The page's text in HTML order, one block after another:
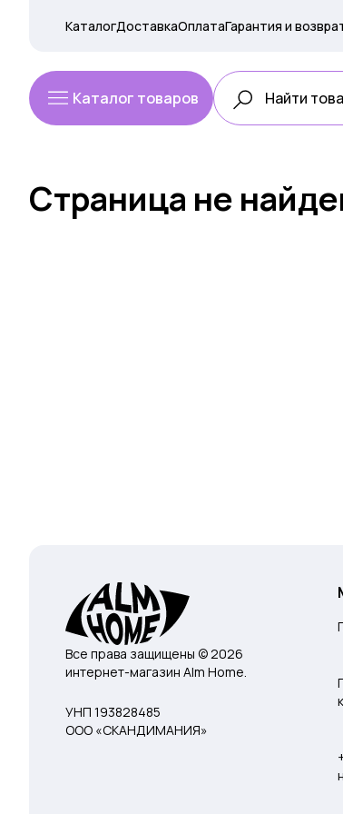
КаталогДоставкаОплатаГарантия и
Каталог товаров
Страница не
Все права защищены © 2026
интернет-магазин Alm Home.
УНП 193828485
ООО «СКАНДИМАНИЯ»